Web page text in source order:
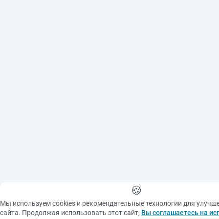
🍪
Мы используем cookies и рекомендательные технологии для
сайта. Продолжая использовать этот сайт, Вы соглашаетесь на